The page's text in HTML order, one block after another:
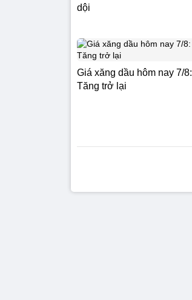
dội
Giá xăng dầu hôm nay 7/8:
Tăng trở lại